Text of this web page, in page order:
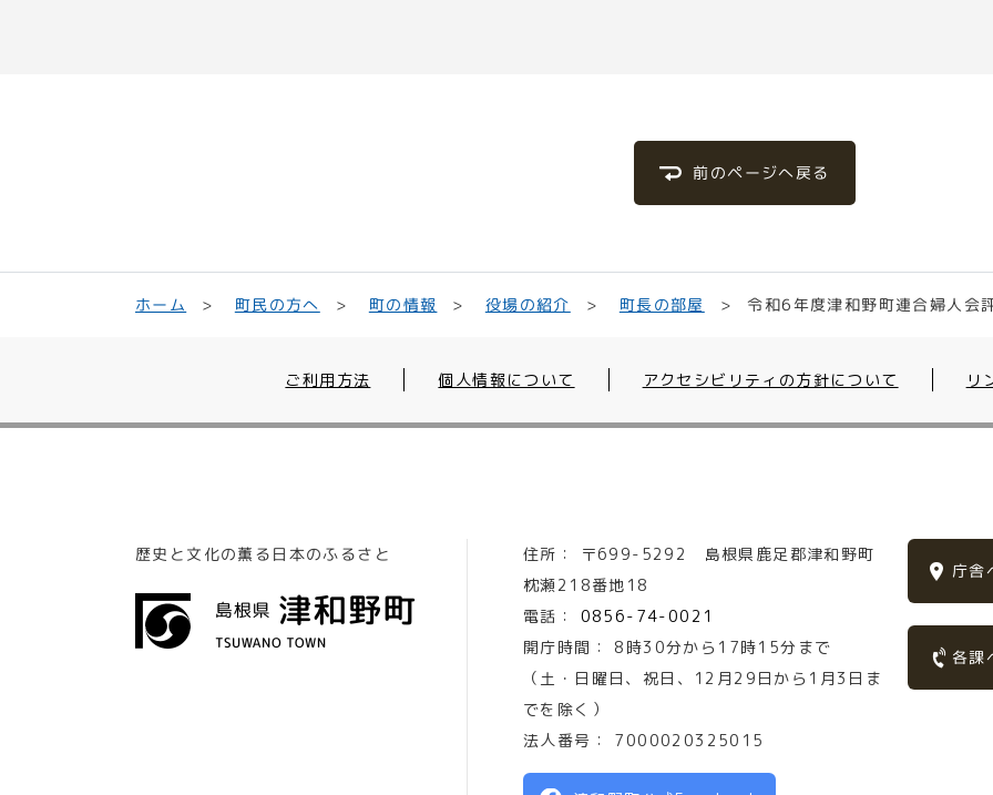
前のページへ戻る
ホーム 町民の方へ 町の情報 役場の紹介 町長の部屋 令和6年度津和野町連合婦人会
ご利用方法 個人情報について アクセシビリティの方針について リ
歴史と文化の薫る日本のふるさと 住所： 〒699-5292 島根県鹿足郡津和野町
枕瀬218番地18
電話：
0856-74-0021
開庁時間：
8時30分から17時15分まで
（土・日曜日、祝日、12月29日から1月3日ま
でを除く）
法人番号：
7000020325015
庁舎
各課